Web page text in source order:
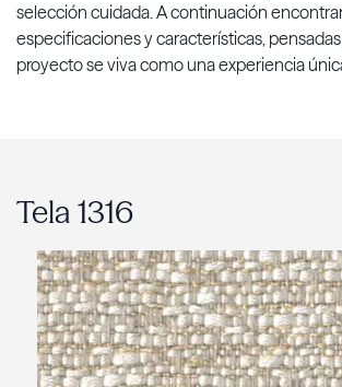
selección cuidada. A continuación
especificaciones y características,
proyecto se viva como una experiencia
Tela 1316